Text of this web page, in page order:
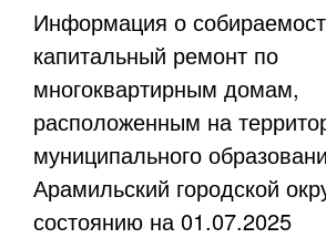
Информация о
капитальный ремонт по
многоквартирным домам,
расположенным на
муниципального
Арамильский городской
состоянию на 01.07.2025